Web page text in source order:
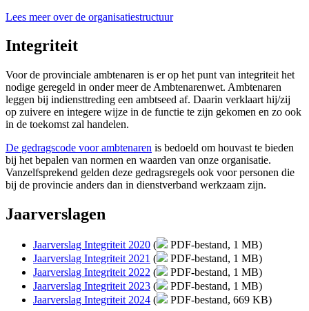
Lees meer over de organisatiestructuur
Integriteit
Voor de provinciale ambtenaren is er op het punt van integriteit het
nodige geregeld in onder meer de Ambtenarenwet. Ambtenaren
leggen bij indiensttreding een ambtseed af. Daarin verklaart hij/zij
op zuivere en integere wijze in de functie te zijn gekomen en zo ook
in de toekomst zal handelen.
De gedragscode voor ambtenaren is bedoeld om houvast te bieden
bij het bepalen van normen en waarden van onze organisatie.
Vanzelfsprekend gelden deze gedragsregels ook voor personen die
bij de provincie anders dan in dienstverband werkzaam zijn.
Jaarverslagen
Jaarverslag Integriteit 2020 (
PDF-bestand, 1 MB)
Jaarverslag Integriteit 2021 (
PDF-bestand, 1 MB)
Jaarverslag Integriteit 2022 (
PDF-bestand, 1 MB)
Jaarverslag Integriteit 2023 (
PDF-bestand, 1 MB)
Jaarverslag Integriteit 2024 ( PDF-bestand, 669 KB)